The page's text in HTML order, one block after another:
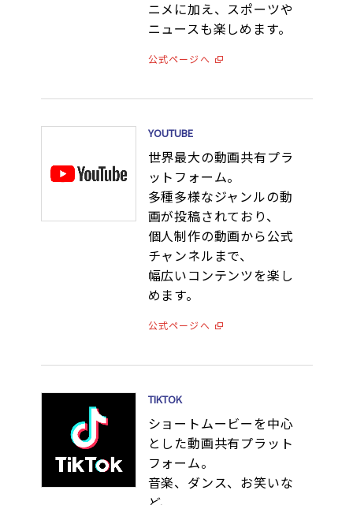
ニメに加え、スポーツや
ニュースも楽しめます。
公式ページへ
YOUTUBE
世界最大の動画共有プラ
ットフォーム。
多種多様なジャンルの動
画が投稿されており、
個人制作の動画から公式
チャンネルまで、
幅広いコンテンツを楽し
めます。
公式ページへ
TIKTOK
ショートムービーを中心
とした動画共有プラット
フォーム。
音楽、ダンス、お笑いな